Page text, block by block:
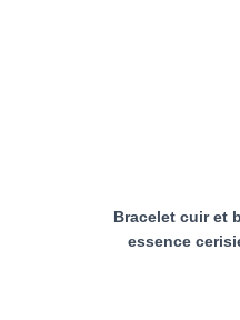
Bracelet cuir et
essence